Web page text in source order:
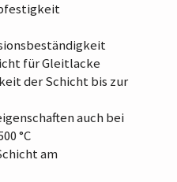
für Gleitlacke
der Schicht bis zur
auch bei
°C
am